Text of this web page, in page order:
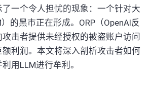
一个令人担忧的现象：一个针对大
的黑市正在形成。ORP（OpenAI反
击者提供未经授权的被盗账户访问
利润。本文将深入剖析攻击者如何
用LLM进行牟利。